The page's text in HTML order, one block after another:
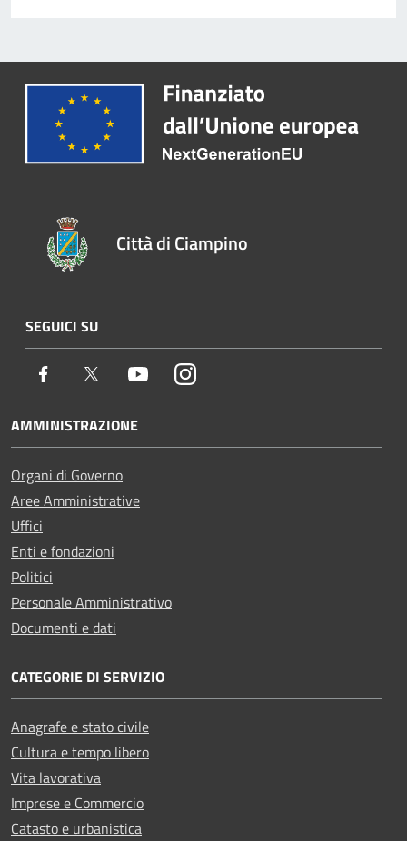
Città di Ciampino
SEGUICI SU
Facebook Twitter YoutubeInstagram
AMMINISTRAZIONE
Organi di Governo
Aree Amministrative
Uffici
Enti e fondazioni
Politici
Personale Amministrativo
Documenti e dati
CATEGORIE DI SERVIZIO
Anagrafe e stato civile
Cultura e tempo libero
Vita lavorativa
Imprese e Commercio
Catasto e urbanistica